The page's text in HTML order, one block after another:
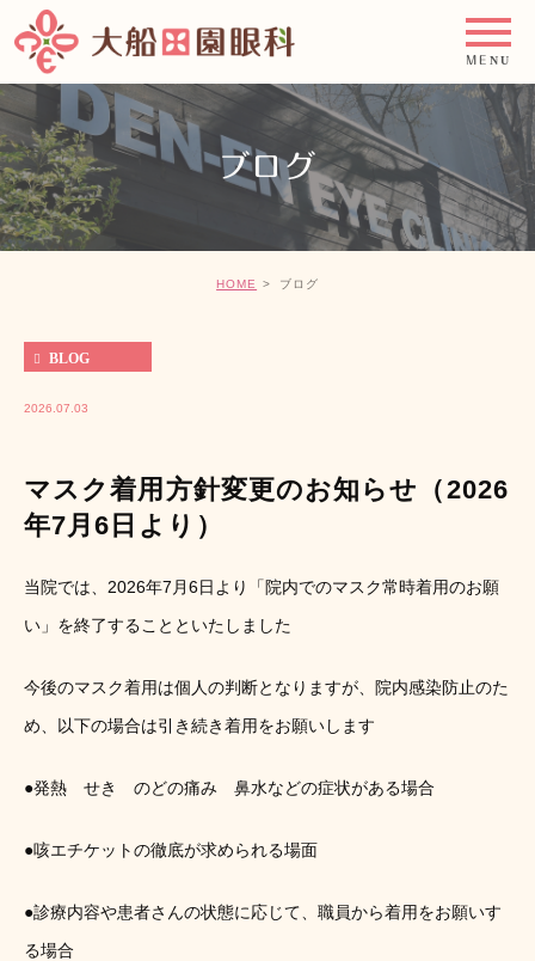
ブログ
HOME ブログ
BLOG
2026.07.03
マスク着用方針変更のお知らせ（2026
年7月6日より）
当院では、2026年7月6日より「院内でのマスク常時着用のお願
い」を終了することといたしました
今後のマスク着用は個人の判断となりますが、院内感染防止のた
め、以下の場合は引き続き着用をお願いします
●発熱 せき のどの痛み 鼻水などの症状がある場合
●咳エチケットの徹底が求められる場面
●診療内容や患者さんの状態に応じて、職員から着用をお願いす
る場合